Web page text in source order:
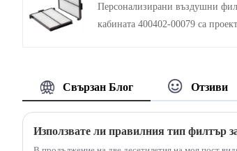
9 микрона, той следва
стандарти за тестване и има
спецификации и се използва
строителни машини,
поддръжка на тежки камиони.
Персонализирани въздушни
кабината 400402-00079 са
висококачествени материали за
последователни показатели.
стандартните изисквания за
на Doosan и е лесен за
Свързан Блог Отзиви
Използвате ли правилния тип филтър